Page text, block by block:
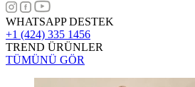
WHATSAPP DESTEK
+1 (424) 335 1456
TREND ÜRÜNLER
TÜMÜNÜ GÖR